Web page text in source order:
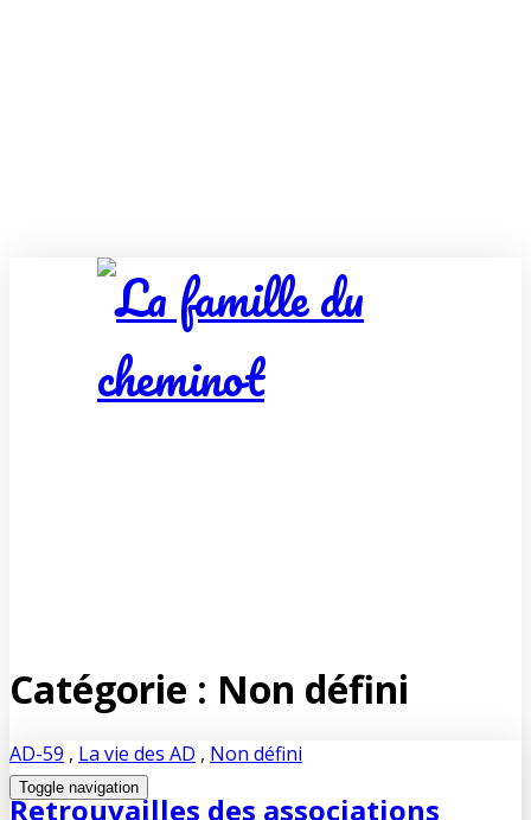
Toggle navigation
Catégorie : Non défini
AD-59 , La vie des AD , Non défini
Retrouvailles des associations